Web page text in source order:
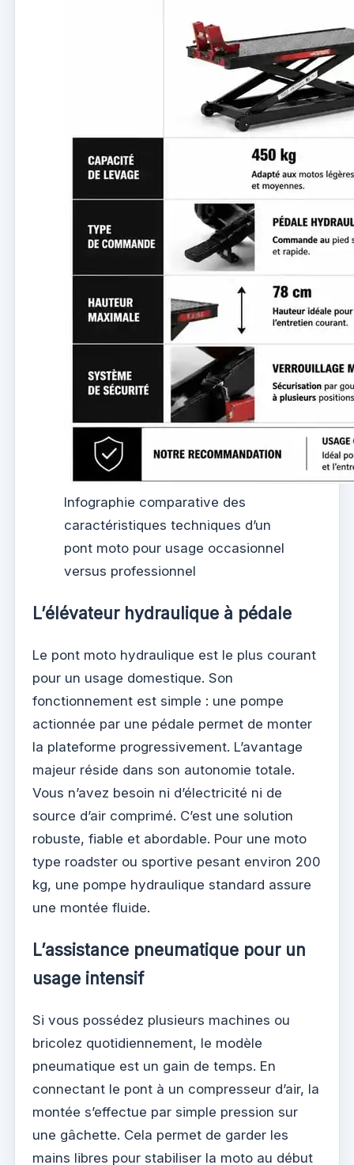
Infographie comparative des
caractéristiques techniques d’un
pont moto pour usage occasionnel
versus professionnel
L’élévateur hydraulique à pédale
Le pont moto hydraulique est le plus courant
pour un usage domestique. Son
fonctionnement est simple : une pompe
actionnée par une pédale permet de monter
la plateforme progressivement. L’avantage
majeur réside dans son autonomie totale.
Vous n’avez besoin ni d’électricité ni de
source d’air comprimé. C’est une solution
robuste, fiable et abordable. Pour une moto
type roadster ou sportive pesant environ 200
kg, une pompe hydraulique standard assure
une montée fluide.
L’assistance pneumatique pour un
usage intensif
Si vous possédez plusieurs machines ou
bricolez quotidiennement, le modèle
pneumatique est un gain de temps. En
connectant le pont à un compresseur d’air, la
montée s’effectue par simple pression sur
une gâchette. Cela permet de garder les
mains libres pour stabiliser la moto au début